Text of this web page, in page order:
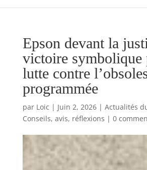
Epson devant la
victoire symbolique
lutte contre
programmée
par Loic | Juin 2, 2026| Actualités
Conseils, avis, réflexions | 0